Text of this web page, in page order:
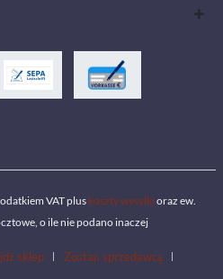
VAT plus koszty wysyłki oraz ew.
o ile nie podano inaczej
sklep Zostań sprzedawcą